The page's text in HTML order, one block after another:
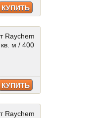
КУПИТЬ
Raychem
м / 400
КУПИТЬ
Raychem